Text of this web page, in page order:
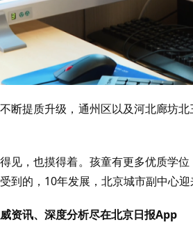
断提质升级，通州区以及河北廊坊
见，也摸得着。孩童有更多优质学
到的，10年发展，北京城市副中心
资讯、深度分析尽在北京日报App